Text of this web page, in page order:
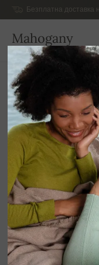
Безплатна доставка
Mahogany
БЪЛГАРИЯ
Начална страница